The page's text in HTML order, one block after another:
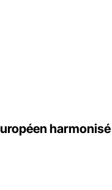
harmonisé